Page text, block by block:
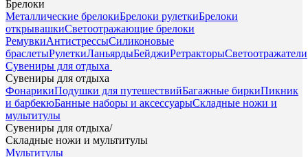
Брелоки
Металлические брелокиБрелоки рулеткиБрелоки
открывашкиСветоотражающие брелоки
РемувкиАнтистрессыСиликоновые
браслетыРулеткиЛаньярдыБейджиРетракторыСветоотражатели
Сувениры для отдыха
Сувениры для отдыха
ФонарикиПодушки для путешествийБагажные биркиПикник
и барбекюБанные наборы и аксессуарыСкладные ножи и
мультитулы
Сувениры для отдыха/
Складные ножи и мультитулы
Мультитулы